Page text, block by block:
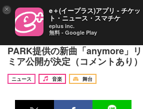
MORISAKI WIN（森崎ウィン）
PARK提供の新曲「anymore」
ミア公開が決定（コメントあり）
ニュース 音楽
舞台
× e＋(イープラス)アプリ - チケッ
ト・ニュース・スマチケ
eplus inc.
無料 - Google Play